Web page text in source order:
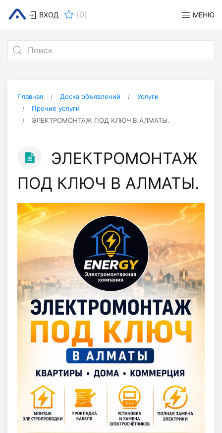
ВХОД (0) МЕНЮ
Главная Доска объявлений
Услуги
Прочие услуги
ЭЛЕКТРОМОНТАЖ ПОД КЛЮЧ В АЛМАТЫ.
ЭЛЕКТРОМОНТАЖ
ПОД КЛЮЧ В АЛМАТЫ.